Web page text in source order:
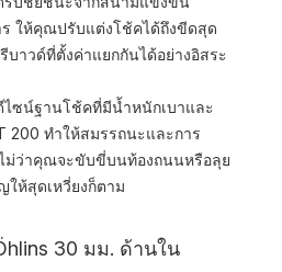
ให้คุณปรับแต่งโช้คได้ถึงขีดสุด
าวด์ที่ตั้งค่าแยกกันได้อย่างอิสระ
ซน์ฐานโช้คที่มีน้ำหนักเบาและ
200 ทำให้สมรรถนะและการ
ม่ว่าคุณจะขับขี่บนท้องถนนหรือลุย
ห้สุดเหวี่ยงก็ตาม
30 มม. ด้านใน